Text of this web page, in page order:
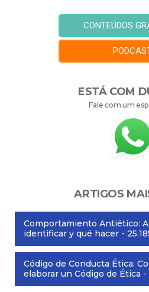
CONTEÚDOS
ESTÁ COM
Fale com um
ARTIGOS
Comportamiento Antiético:
identificar y qué hacer -
Código de Conducta Ética:
elaborar un Código de Ética -